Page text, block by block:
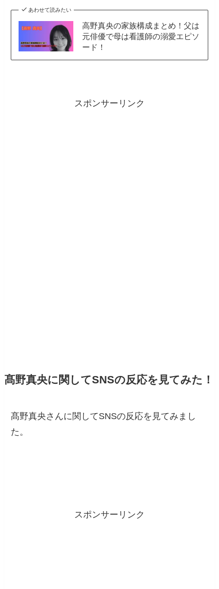
あわせて読みたい
高野真央の家族構成まとめ！父は
元俳優で母は看護師の溺愛エピソ
ード！
スポンサーリンク
髙野真央に関してSNSの反応を見てみた！
髙野真央さんに関してSNSの反応を見てみまし
た。
スポンサーリンク